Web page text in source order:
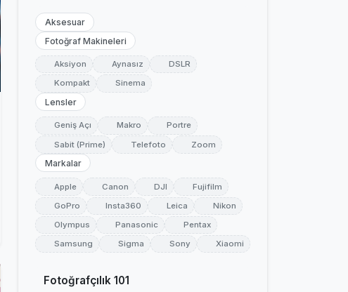
Aksesuar
Fotoğraf Makineleri
Aksiyon Aynasız
DSLR
Kompakt
Sinema
Lensler
Geniş Açı Makro
Portre
Sabit (Prime)
Telefoto Zoom
Markalar
Apple Canon DJI
Fujifilm
GoPro
Insta360 Leica
Nikon
Olympus
Panasonic
Pentax
Samsung
Sigma Sony Xiaomi
Fotoğrafçılık 101